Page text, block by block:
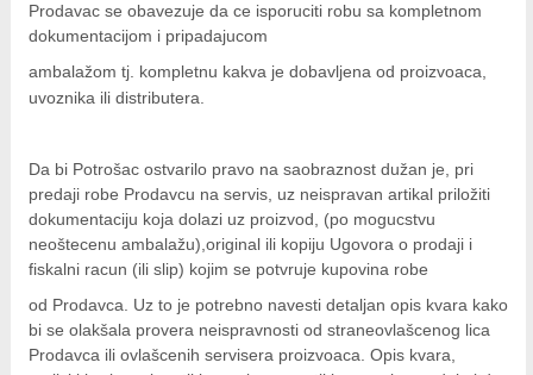
Prodavac se obavezuje da ce isporuciti robu sa kompletnom
dokumentacijom i pripadajucom
ambalažom tj. kompletnu kakva je dobavljena od proizvoaca,
uvoznika ili distributera.
Da bi Potrošac ostvarilo pravo na saobraznost dužan je, pri
predaji robe Prodavcu na servis, uz neispravan artikal priložiti
dokumentaciju koja dolazi uz proizvod, (po mogucstvu
neoštecenu ambalažu),original ili kopiju Ugovora o prodaji i
fiskalni racun (ili slip) kojim se potvruje kupovina robe
od Prodavca. Uz to je potrebno navesti detaljan opis kvara kako
bi se olakšala provera neispravnosti od straneovlašcenog lica
Prodavca ili ovlašcenih servisera proizvoaca. Opis kvara,